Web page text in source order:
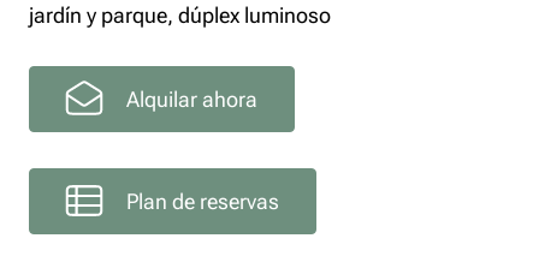
jardín y parque, dúplex luminoso
Alquilar ahora
Plan de reservas